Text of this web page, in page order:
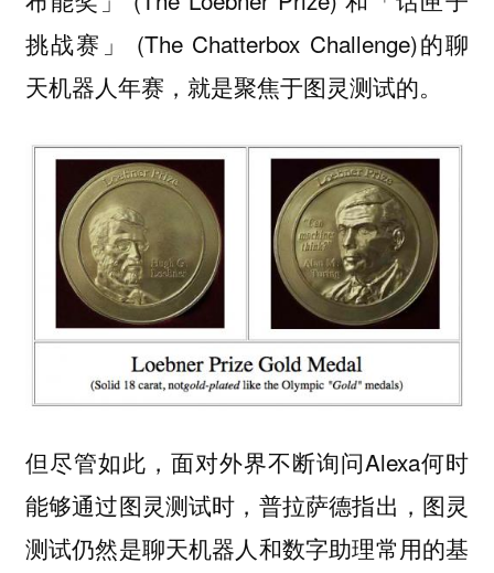
挑战赛」 (The Chatterbox Challenge)的聊
天机器人年赛，就是聚焦于图灵测试的。
但尽管如此，面对外界不断询问Alexa何时
能够通过图灵测试时，普拉萨德指出，图灵
测试仍然是聊天机器人和数字助理常用的基